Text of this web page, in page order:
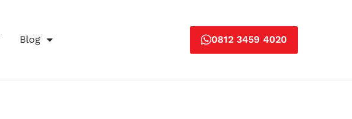
Blog 0812 3459 4020